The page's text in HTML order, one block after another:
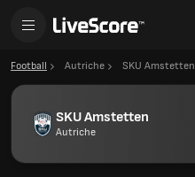
Football Autriche SKU Amstetten
SKU Amstetten
Autriche